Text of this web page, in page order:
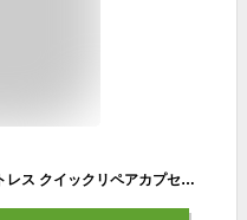
P&G PANTENE パンテーン エフォートレス クイックリペアカプセル ヴィタミルク 90ml トリートメント